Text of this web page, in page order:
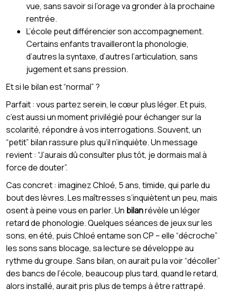
vue, sans savoir si l’orage va gronder à la prochaine
rentrée.
L’école peut différencier son accompagnement.
Certains enfants travailleront la phonologie,
d’autres la syntaxe, d’autres l’articulation, sans
jugement et sans pression.
Et si le bilan est “normal” ?
Parfait : vous partez serein, le cœur plus léger. Et puis,
c’est aussi un moment privilégié pour échanger sur la
scolarité, répondre à vos interrogations. Souvent, un
“petit” bilan rassure plus qu’il n’inquiète. Un message
revient : “J’aurais dû consulter plus tôt, je dormais mal à
force de douter”.
Cas concret : imaginez Chloé, 5 ans, timide, qui parle du
bout des lèvres. Les maîtresses s’inquiètent un peu, mais
osent à peine vous en parler. Un bilanrévèle un léger
retard de phonologie. Quelques séances de jeux sur les
sons, en été, puis Chloé entame son CP – elle “décroche”
les sons sans blocage, sa lecture se développe au
rythme du groupe. Sans bilan, on aurait pu la voir “décoller”
des bancs de l’école, beaucoup plus tard, quand le retard,
alors installé, aurait pris plus de temps à être rattrapé.